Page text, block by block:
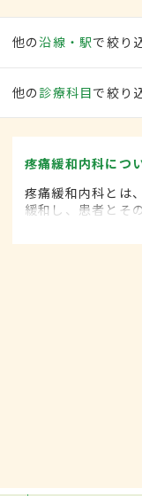
他の沿線・駅で絞り
他の 診療科目で絞り
疼痛緩和内科につ
疼痛緩和内科とは
緩和し、患者とそ
行う診療分野です